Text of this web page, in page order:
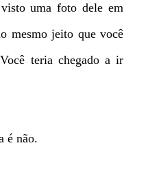
uma foto dele em
mesmo jeito que você
teria chegado a ir
é não.